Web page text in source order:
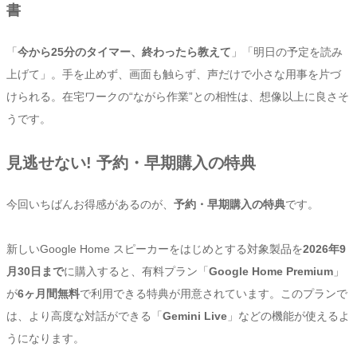
書
「 今から25分のタイマー、終わったら教えて 」「明日の予定を読み
上げて」。手を止めず、画面も触らず、声だけで小さな用事を片づ
けられる。在宅ワークの“ながら作業”との相性は、想像以上に良さそ
うです。
見逃せない! 予約・早期購入の特典
今回いちばんお得感があるのが、 予約・早期購入の特典です。
新しいGoogle Home スピーカーをはじめとする対象製品を2026年9
月30日までに購入すると、有料プラン「 Google Home Premium 」
が6ヶ月間無料で利用できる特典が用意されています。このプランで
は、より高度な対話ができる「 Gemini Live 」などの機能が使えるよ
うになります。